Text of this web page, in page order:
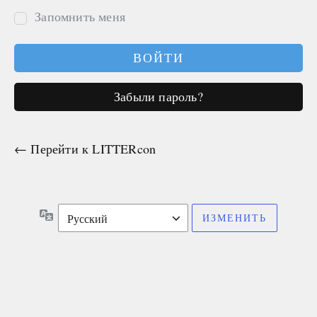
Запомнить меня
Забыли пароль?
← Перейти к LITTERcon
Язык